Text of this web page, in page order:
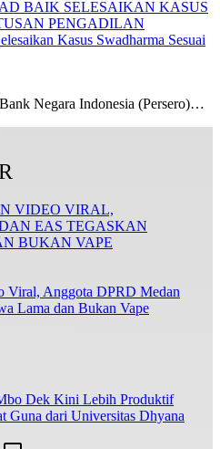
Kasus Swadharma Sesuai
Negara Indonesia (Persero)…
Viral, Anggota DPRD Medan
Lama dan Bukan Vape
Dek Kini Lebih Produktif
Guna dari Universitas Dhyana